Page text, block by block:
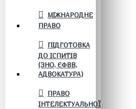
МІЖНАРОДНЕ
ПРАВО
ПІДГОТОВКА
ДО ІСПИТІВ
(ЗНО, ЄФВВ,
АДВОКАТУРА)
ПРАВО
ІНТЕЛЕКТУАЛЬНОЇ